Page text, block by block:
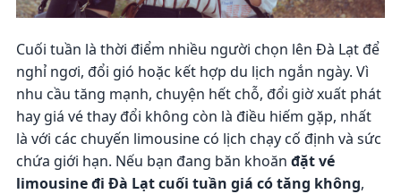
Cuối tuần là thời điểm nhiều người chọn lên Đà Lạt để
nghỉ ngơi, đổi gió hoặc kết hợp du lịch ngắn ngày. Vì
nhu cầu tăng mạnh, chuyện hết chỗ, đổi giờ xuất phát
hay giá vé thay đổi không còn là điều hiếm gặp, nhất
là với các chuyến limousine có lịch chạy cố định và sức
chứa giới hạn. Nếu bạn đang băn khoăn đặt vé
limousine đi Đà Lạt cuối tuần giá có tăng không,